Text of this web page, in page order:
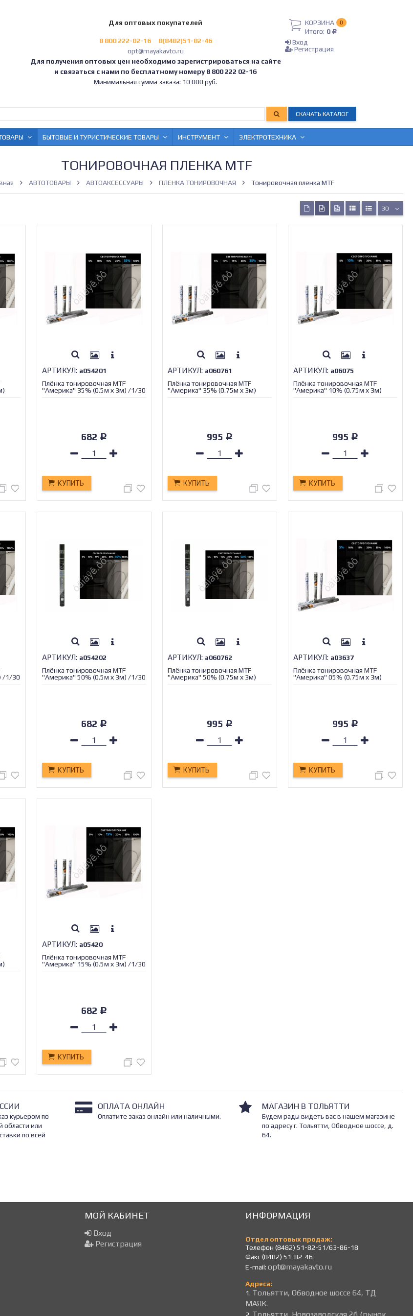
Для оптовых покупателей
8 800 222-02-16
8(8482)51-82-46
opt@mayakavto.ru
Для получения оптовых цен необходимо зарегистрироваться на сайте
и связаться с нами по бесплатному номеру 8 800 222 02-16
Минимальная сумма заказа: 10 000 руб.
КОРЗИНА 0
Итого: 0 Р
Вход
Регистрация
СКАЧАТЬ КАТАЛОГ
БЫТОВЫЕ И ТУРИСТИЧЕСКИЕ ТОВАРЫ ИНСТРУМЕНТ ЭЛЕКТРОТЕХНИКА
ТОНИРОВОЧНАЯ ПЛЕНКА MTF
АВТОТОВАРЫ АВТОАКСЕССУАРЫ ПЛЕНКА ТОНИРОВОЧНАЯ Тонировочная пленка MTF
30
АРТИКУЛ: а054201
Плёнка тонировочная MTF
"Америка" 35% (0.5м х 3м) /1/30
682 Р
КУПИТЬ
АРТИКУЛ: а060761
Плёнка тонировочная MTF
"Америка" 35% (0.75м х 3м)
/1/30
995 Р
КУПИТЬ
АРТИКУЛ: а06075
Плёнка тонировочная MTF
"Америка" 10% (0.75м х 3м)
/1/30
995 Р
КУПИТЬ
/1/30
АРТИКУЛ: а054202
Плёнка тонировочная MTF
"Америка" 50% (0.5м х 3м) /1/30
682 Р
КУПИТЬ
АРТИКУЛ: а060762
Плёнка тонировочная MTF
"Америка" 50% (0.75м х 3м)
/1/30
995 Р
КУПИТЬ
АРТИКУЛ: а03637
Плёнка тонировочная MTF
"Америка" 05% (0.75м х 3м)
/1/30
995 Р
КУПИТЬ
АРТИКУЛ: а05420
Плёнка тонировочная MTF
"Америка" 15% (0.5м х 3м) /1/30
682 Р
КУПИТЬ
курьером по
области или
по всей
ОПЛАТА ОНЛАЙН
Оплатите заказ онлайн или наличными.
МАГАЗИН В ТОЛЬЯТТИ
Будем рады видеть вас в нашем магазине
по адресу г. Тольятти, Обводное шоссе, д.
64.
МОЙ КАБИНЕТ
Вход
Регистрация
ИНФОРМАЦИЯ
Отдел оптовых продаж:
Телефон (8482) 51-82-51/63-86-18
Факс (8482) 51-82-46
E-mail: opt@mayakavto.ru
Адреса:
1. Тольятти, Обводное шоссе 64, ТД
МАЯК.
2. Тольятти, Новозаводская 2б (рынок